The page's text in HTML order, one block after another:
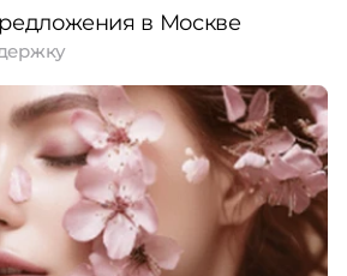
в Москве